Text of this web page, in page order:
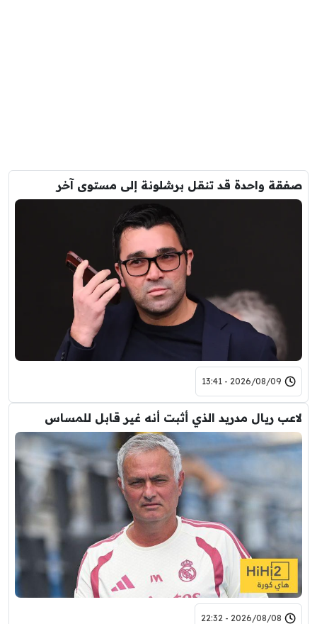
صفقة واحدة قد تنقل برشلونة إلى مستوى آخر
2026/08/09 - 13:41
لاعب ريال مدريد الذي أثبت أنه غير قابل للمساس
2026/08/08 - 22:32